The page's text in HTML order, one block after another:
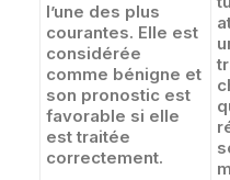
l’une des plus
courantes. Elle est
considérée
comme bénigne et
son pronostic est
favorable si elle
est traitée
correctement.